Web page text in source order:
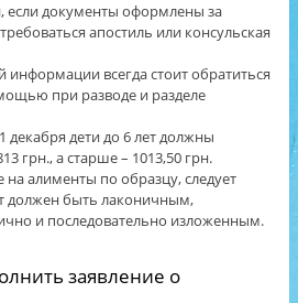
если документы оформлены за
апостиль или консульская
информации всегда стоит обратиться
при разводе и разделе
декабря дети до 6 лет должны
грн., а старше – 1013,50 грн.
на алименты по образцу, следует
должен быть лаконичным,
и последовательно изложенным.
заявление о